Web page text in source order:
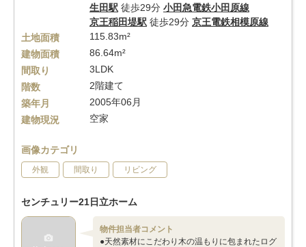
生田駅 徒歩29分 小田急電鉄小田原線
京王稲田堤駅 徒歩29分 京王電鉄相模原線
土地面積
115.83m²
建物面積
86.64m²
間取り
3LDK
階数
2階建て
築年月
2005年06月
建物現況
空家
画像カテゴリ
外観 間取り リビング
センチュリー21日立ホーム
物件担当者コメント
●天然素材にこだわり木の温もりに包まれたログ